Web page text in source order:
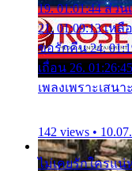
19. 01:01:44 ส่ว
21. 01:09:13 เหลื
ขอรักคืน 24.
เถื่อน 26.
เพลงเพราะเสน
142 views •
ไม่เคยรักใครแ